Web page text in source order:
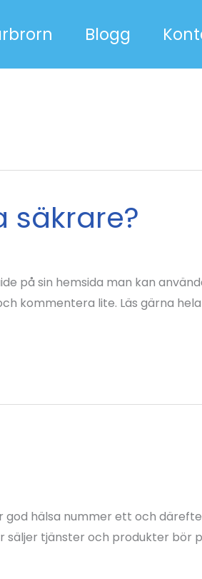
Blogg
säkrare?
på sin hemsida man kan
kommentera lite. Läs gärna
hälsa nummer ett och
tjänster och produkter